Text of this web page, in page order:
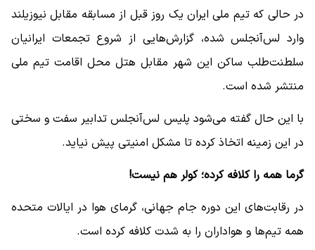
در حالی که تیم ملی ایران یک روز قبل از مسابقه مقابل نیوزیلند
وارد لس‌آنجلس شده، گزارش‌هایی از شروع تجمعات ایرانیان
سلطنت‌طلب ساکن این شهر مقابل هتل محل اقامت تیم ملی
منتشر شده است.
با این حال گفته می‌شود پلیس لس‌آنجلس تدابیر سفت و سختی
در این زمینه اتخاذ کرده تا مشکل امنیتی پیش نیاید.
گرما همه را کلافه کرده؛ کولر هم نیست!
در رقابت‌های این دوره جام جهانی، گرمای هوا در ایالات متحده
همه تیم‌ها و هواداران را به شدت کلافه کرده است.